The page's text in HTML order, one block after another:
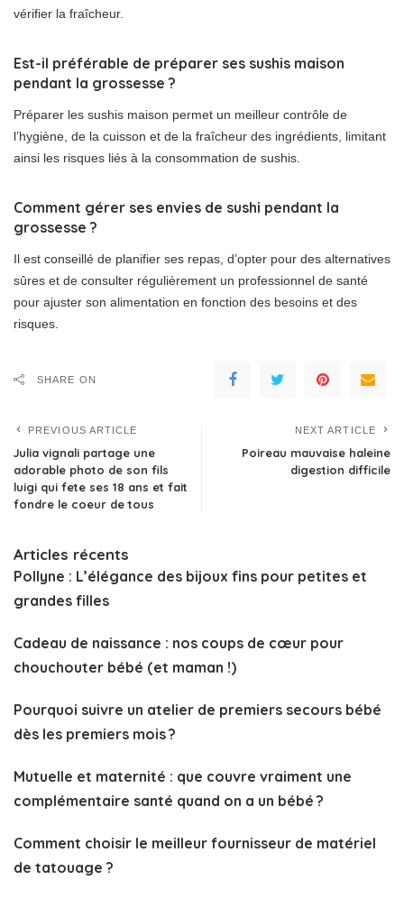
vérifier la fraîcheur.
Est-il préférable de préparer ses sushis maison
pendant la grossesse ?
Préparer les sushis maison permet un meilleur contrôle de
l’hygiène, de la cuisson et de la fraîcheur des ingrédients, limitant
ainsi les risques liés à la consommation de sushis.
Comment gérer ses envies de sushi pendant la
grossesse ?
Il est conseillé de planifier ses repas, d’opter pour des alternatives
sûres et de consulter régulièrement un professionnel de santé
pour ajuster son alimentation en fonction des besoins et des
risques.
SHARE ON
PREVIOUS ARTICLE
Julia vignali partage une
adorable photo de son fils
luigi qui fete ses 18 ans et fait
fondre le coeur de tous
NEXT ARTICLE
Poireau mauvaise haleine
digestion difficile
Articles récents
Pollyne : L’élégance des bijoux fins pour petites et
grandes filles
Cadeau de naissance : nos coups de cœur pour
chouchouter bébé (et maman !)
Pourquoi suivre un atelier de premiers secours bébé
dès les premiers mois ?
Mutuelle et maternité : que couvre vraiment une
complémentaire santé quand on a un bébé ?
Comment choisir le meilleur fournisseur de matériel
de tatouage ?